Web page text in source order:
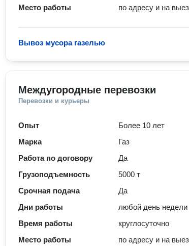
Место работы
по адресу и на
Вывоз мусора газелью
Междугородные перевозки
Перевозки и курьеры
Опыт
Более 10 лет
Марка
Газ
Работа по договору
Да
Грузоподъемность
5000 т
Срочная подача
Да
Дни работы
любой день недели
Время работы
круглосуточно
Место работы
по адресу и на